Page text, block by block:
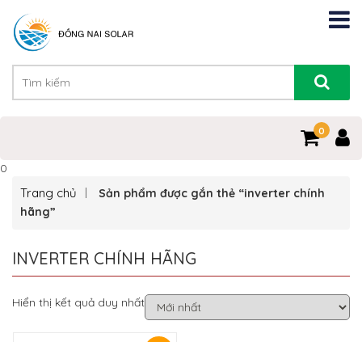
0
0
Trang chủ
Sản phẩm được gắn thẻ “inverter chính
hãng”
INVERTER CHÍNH HÃNG
Hiển thị kết quả duy nhất